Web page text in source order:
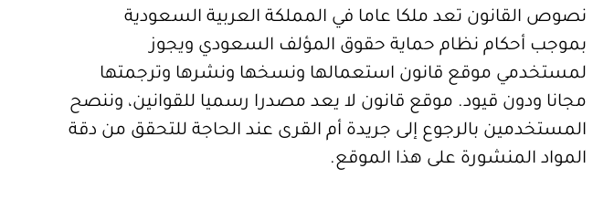
نصوص القانون تعد ملكا عاما في المملكة العربية السعودية
بموجب أحكام نظام حماية حقوق المؤلف السعودي ويجوز
لمستخدمي موقع قانون استعمالها ونسخها ونشرها وترجمتها
مجانا ودون قيود. موقع قانون لا يعد مصدرا رسميا للقوانين، وننصح
المستخدمين بالرجوع إلى جريدة أم القرى عند الحاجة للتحقق من دقة
المواد المنشورة على هذا الموقع.